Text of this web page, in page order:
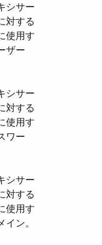
シサー
対する
使用す
ザー
シサー
対する
使用す
ワー
シサー
対する
使用す
イン。